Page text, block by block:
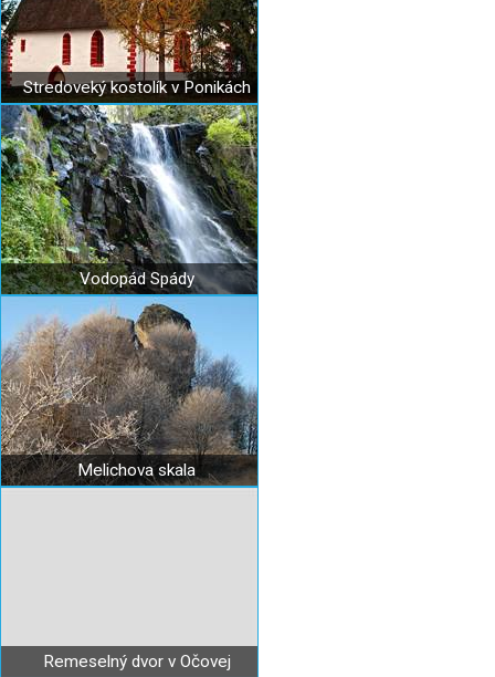
Stredoveký kostolík v Ponikách
Vodopád Spády
Melichova skala
Remeselný dvor v Očovej